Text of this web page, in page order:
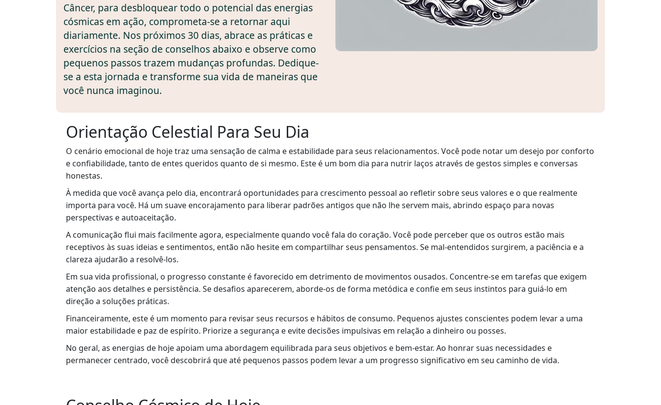
Câncer, para desbloquear todo o potencial das energias
cósmicas em ação, comprometa-se a retornar aqui
diariamente. Nos próximos 30 dias, abrace as práticas e
exercícios na seção de conselhos abaixo e observe como
pequenos passos trazem mudanças profundas. Dedique-
se a esta jornada e transforme sua vida de maneiras que
você nunca imaginou.
Orientação Celestial Para Seu Dia
O cenário emocional de hoje traz uma sensação de calma e estabilidade para seus relacionamentos. Você pode notar um desejo por conforto
e confiabilidade, tanto de entes queridos quanto de si mesmo. Este é um bom dia para nutrir laços através de gestos simples e conversas
honestas.
À medida que você avança pelo dia, encontrará oportunidades para crescimento pessoal ao refletir sobre seus valores e o que realmente
importa para você. Há um suave encorajamento para liberar padrões antigos que não lhe servem mais, abrindo espaço para novas
perspectivas e autoaceitação.
A comunicação flui mais facilmente agora, especialmente quando você fala do coração. Você pode perceber que os outros estão mais
receptivos às suas ideias e sentimentos, então não hesite em compartilhar seus pensamentos. Se mal-entendidos surgirem, a paciência e a
clareza ajudarão a resolvê-los.
Em sua vida profissional, o progresso constante é favorecido em detrimento de movimentos ousados. Concentre-se em tarefas que exigem
atenção aos detalhes e persistência. Se desafios aparecerem, aborde-os de forma metódica e confie em seus instintos para guiá-lo em
direção a soluções práticas.
Financeiramente, este é um momento para revisar seus recursos e hábitos de consumo. Pequenos ajustes conscientes podem levar a uma
maior estabilidade e paz de espírito. Priorize a segurança e evite decisões impulsivas em relação a dinheiro ou posses.
No geral, as energias de hoje apoiam uma abordagem equilibrada para seus objetivos e bem-estar. Ao honrar suas necessidades e
permanecer centrado, você descobrirá que até pequenos passos podem levar a um progresso significativo em seu caminho de vida.